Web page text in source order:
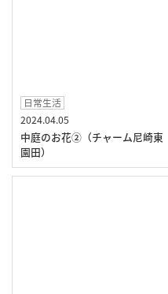
日常生活
2024.04.05
中庭のお花②（チャーム尼崎東
園田）